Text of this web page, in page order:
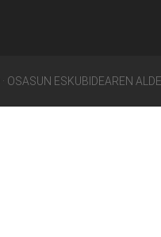
OSASUN ESKUBIDEAREN